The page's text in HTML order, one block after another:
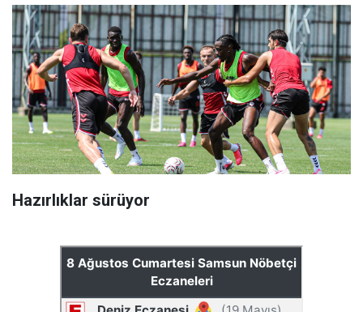
Hazırlıklar sürüyor